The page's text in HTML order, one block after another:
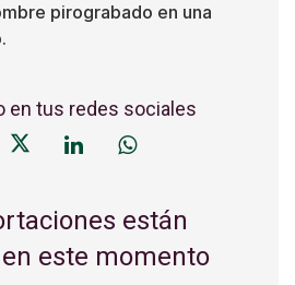
pirograbado en una
en tus redes sociales
están
este momento